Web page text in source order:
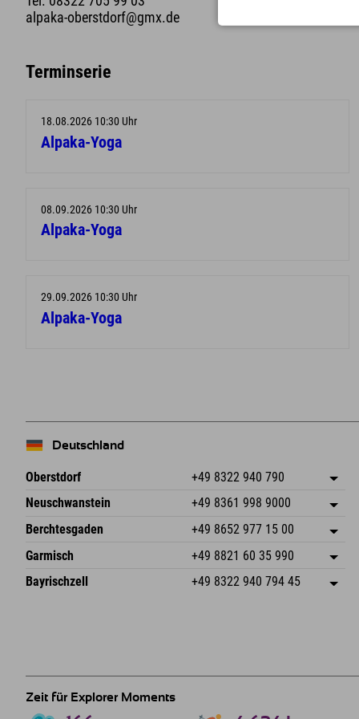
alpaka-oberstdorf@gmx.de
Terminserie
18.08.2026 10:30 Uhr
Alpaka-Yoga
08.09.2026 10:30 Uhr
Alpaka-Yoga
29.09.2026 10:30 Uhr
Alpaka-Yoga
Deutschland
Oberstdorf +49 8322 940 790
An der Breitach 3
Deutschland
Adresse speichern
Buchen
Neuschwanstein +49 8361 998 9000
An der Riese 45
87484 Nesselwang im Allgäu
Deutschland
Adresse speichern
Buchen
Berchtesgaden +49 8652 977 15 00
Hofreitstr. 7
Deutschland
Adresse speichern
Buchen
Garmisch +49 8821 60 35 990
Frickenstraße 22
82490 Farchant
Adresse speichern
Bayrischzell +49 8322 940 794 45
Zeit für Explorer Moments